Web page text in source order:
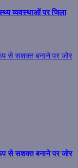
व्यवस्थाओं पर जिला
से सशक्त बनाने पर जोर
से सशक्त बनाने पर जोर